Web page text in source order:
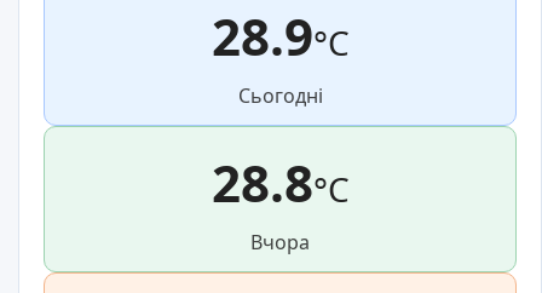
28.9°C
Сьогодні
28.8°C
Вчора